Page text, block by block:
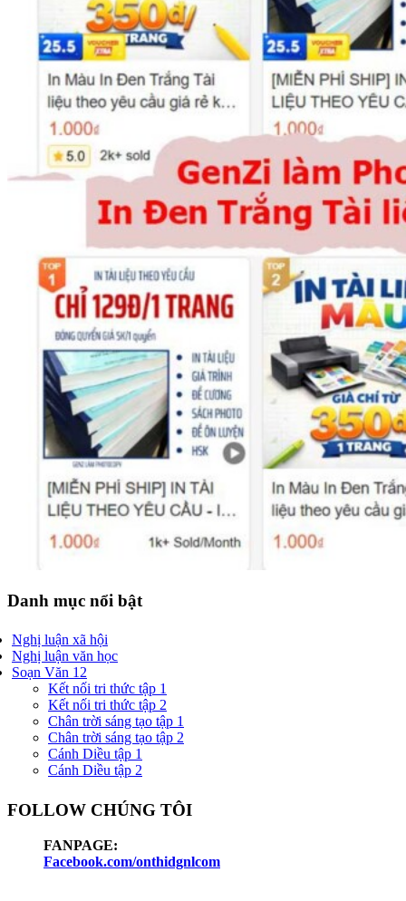
Danh mục nổi bật
Nghị luận xã hội
Nghị luận văn học
Soạn Văn 12
Kết nối tri thức tập 1
Kết nối tri thức tập 2
Chân trời sáng tạo tập 1
Chân trời sáng tạo tập 2
Cánh Diều tập 1
Cánh Diều tập 2
FOLLOW CHÚNG TÔI
FANPAGE:
Facebook.com/onthidgnlcom